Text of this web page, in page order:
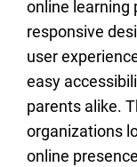
online learning
responsive
user
easy
parents alike.
organizations
online